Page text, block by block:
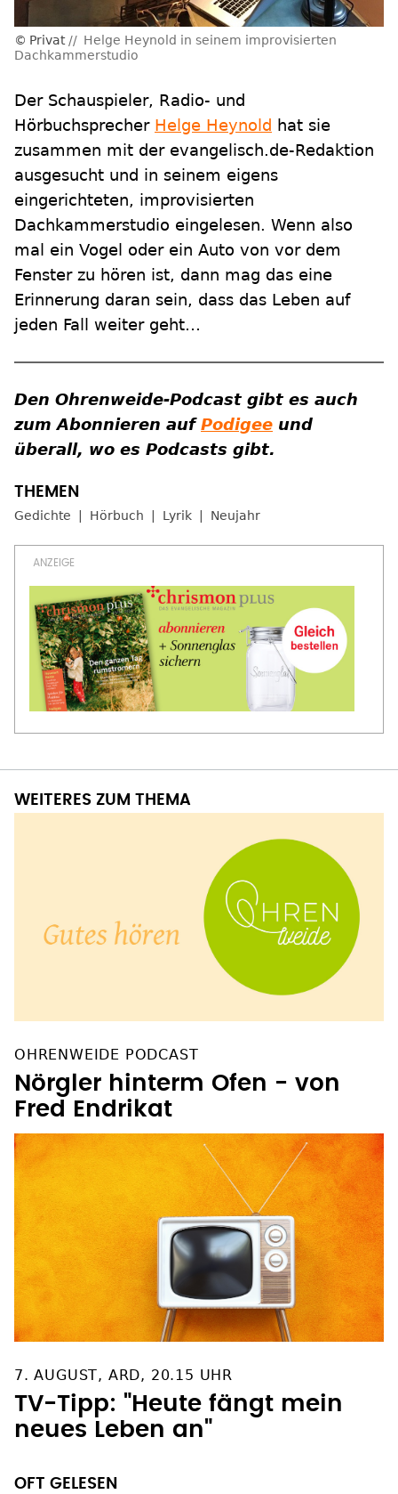
Privat
Helge Heynold in seinem improvisierten
Dachkammerstudio
Der Schauspieler, Radio- und
Hörbuchsprecher Helge Heynold hat sie
zusammen mit der evangelisch.de-Redaktion
ausgesucht und in seinem eigens
eingerichteten, improvisierten
Dachkammerstudio eingelesen. Wenn also
mal ein Vogel oder ein Auto von vor dem
Fenster zu hören ist, dann mag das eine
Erinnerung daran sein, dass das Leben auf
jeden Fall weiter geht…
Den Ohrenweide-Podcast gibt es auch
zum Abonnieren aufPodigee und
überall, wo es Podcasts gibt.
Gedichte Hörbuch Lyrik Neujahr
WEITERES ZUM THEMA
OHRENWEIDE PODCAST
Nörgler hinterm Ofen - von
Fred Endrikat
7. AUGUST, ARD, 20.15 UHR
TV-Tipp: "Heute fängt mein
neues Leben an"
OFT GELESEN